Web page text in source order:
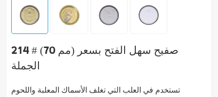
214 # (70 مم) صفيح سهل الفتح بسعر
الجملة
تستخدم في العلب التي تغلف الأسماك المعلبة واللحوم